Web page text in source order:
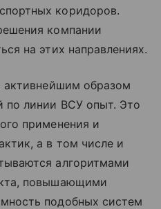
коридоров.
компании
на этих направлениях.
активнейшим образом
по линии ВСУ опыт. Это
применения и
а в том числе и
алгоритмами
повышающими
подобных систем